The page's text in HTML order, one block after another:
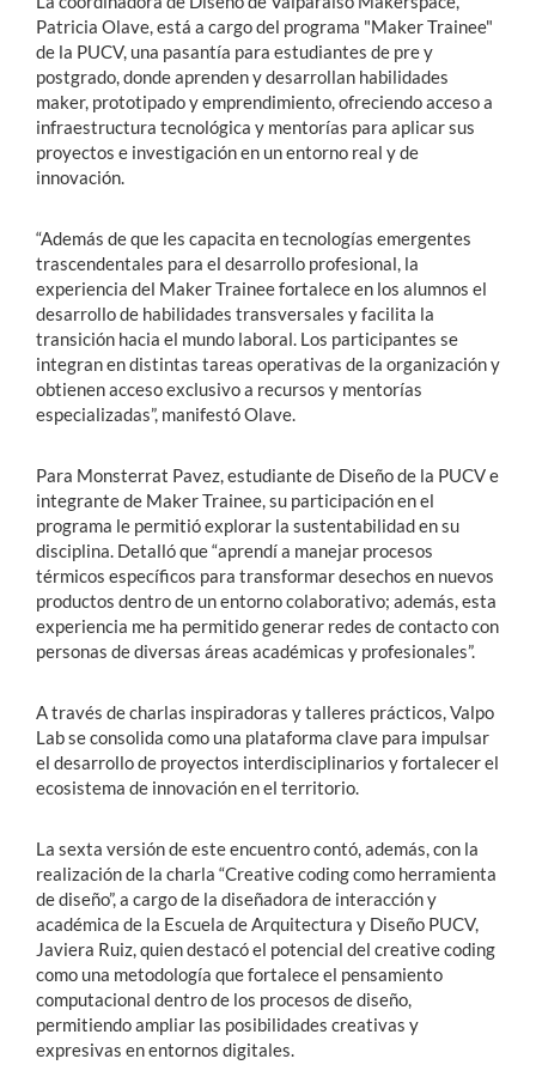
Patricia Olave, está a cargo del programa "Maker Trainee"
de la PUCV, una pasantía para estudiantes de pre y
postgrado, donde aprenden y desarrollan habilidades
maker, prototipado y emprendimiento, ofreciendo acceso a
infraestructura tecnológica y mentorías para aplicar sus
proyectos e investigación en un entorno real y de
innovación.
“Además de que les capacita en tecnologías emergentes
trascendentales para el desarrollo profesional, la
experiencia del Maker Trainee fortalece en los alumnos el
desarrollo de habilidades transversales y facilita la
transición hacia el mundo laboral. Los participantes se
integran en distintas tareas operativas de la organización y
obtienen acceso exclusivo a recursos y mentorías
especializadas”, manifestó Olave.
Para Monsterrat Pavez, estudiante de Diseño de la PUCV e
integrante de Maker Trainee, su participación en el
programa le permitió explorar la sustentabilidad en su
disciplina. Detalló que “aprendí a manejar procesos
térmicos específicos para transformar desechos en nuevos
productos dentro de un entorno colaborativo; además, esta
experiencia me ha permitido generar redes de contacto con
personas de diversas áreas académicas y profesionales”.
A través de charlas inspiradoras y talleres prácticos, Valpo
Lab se consolida como una plataforma clave para impulsar
el desarrollo de proyectos interdisciplinarios y fortalecer el
ecosistema de innovación en el territorio.
La sexta versión de este encuentro contó, además, con la
realización de la charla “Creative coding como herramienta
de diseño”, a cargo de la diseñadora de interacción y
académica de la Escuela de Arquitectura y Diseño PUCV,
Javiera Ruiz, quien destacó el potencial del creative coding
como una metodología que fortalece el pensamiento
computacional dentro de los procesos de diseño,
permitiendo ampliar las posibilidades creativas y
expresivas en entornos digitales.